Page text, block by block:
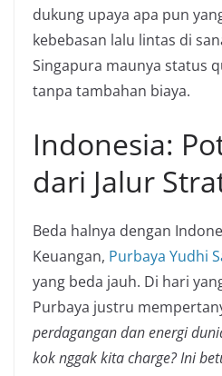
dukung upaya apa pun
kebebasan lalu lintas di
Singapura maunya status
tanpa tambahan biaya.
Indonesia:
dari Jalur
Beda halnya dengan
Keuangan, Purbaya Yudhi
yang beda jauh. Di hari
Purbaya justru
perdagangan dan energi
kok nggak kita charge? Ini